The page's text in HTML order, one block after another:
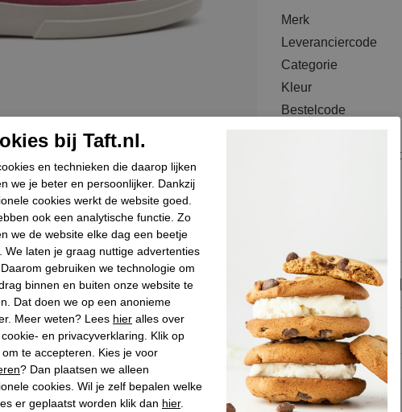
Merk
Leveranciercode
Categorie
Kleur
Bestelcode
Materiaal binnenkant
Winkelvoorraad
Omschrijving
bij Taft.nl.
en technieken die daarop lijken
we je beter en persoonlijker. Dankzij
cookies werkt de website goed.
ook een analytische functie. Zo
we de website elke dag een beetje
We laten je graag nuttige advertenties
gebruiken we technologie om
binnen en buiten onze website te
Dat doen we op een anonieme
Meer weten? Lees hier alles over
en privacyverklaring. Klik op
te accepteren. Kies je voor
? Dan plaatsen we alleen
cookies. Wil je zelf bepalen welke
er geplaatst worden klik dan hier.